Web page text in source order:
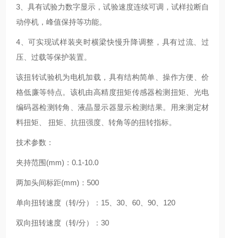
3、具有试验力数字显示，试验速度连续可调，试样拉断自
动停机，峰值保持等功能。
4、可实现试样装夹时横梁快慢升降调整，具有过流、过
压、过载等保护装置。
该扭转试验机为电机加载，具有结构简单、操作方便、价
格低廉等特点。该机由高精度扭矩传感器检测扭矩、光电
编码器检测转角、液晶显示器显示检测结果。用来测定材
料扭矩、 扭矩、抗扭强度、转角等的扭转指标。
技术参数：
夹持范围(mm)：0.1-10.0
两加头间标距(mm)：500
单向扭转速度（转/分）：15、30、60、90、120
双向扭转速度（转/分）：30